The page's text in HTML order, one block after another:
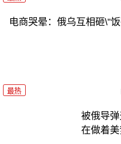
电商哭晕：俄乌互相砸\"
最热
被俄导弹
在做着美